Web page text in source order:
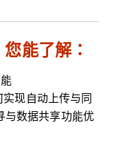
能了解：
现自动上传与同
与数据共享功能优